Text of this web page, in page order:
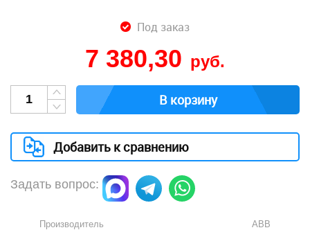
Под заказ
7 380,30 руб.
В корзину
Добавить к сравнению
Задать вопрос:
Производитель
АВВ